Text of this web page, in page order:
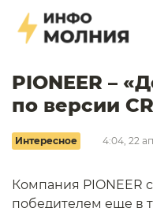
PIONEER –
по версии
Интересное 4:04, 22
Компания PIONEER
победителем еще в